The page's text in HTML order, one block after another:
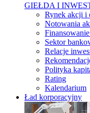
GIEŁDA I
Rynek akcji i
Notowania
Sektor
Relacje
Polityka
Rating
Kalendarium
Ład korporacyjny